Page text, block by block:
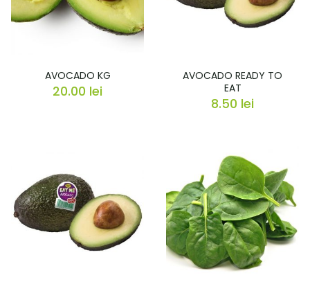
AVOCADO KG
20.00 lei
AVOCADO READY TO
EAT
8.50 lei